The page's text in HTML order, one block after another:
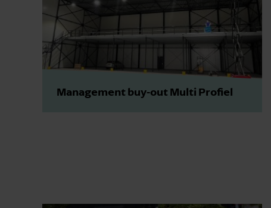
Management buy-out Multi Profiel